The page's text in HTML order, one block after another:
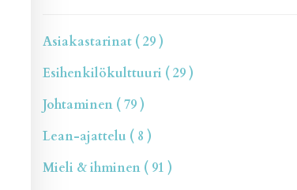
Asiakastarinat ( 29 )
Esihenkilökulttuuri ( 29 )
Johtaminen ( 79 )
Lean-ajattelu ( 8 )
Mieli & ihminen ( 91 )